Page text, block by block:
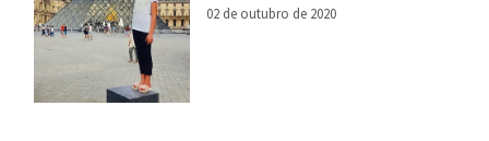
02 de outubro de 2020